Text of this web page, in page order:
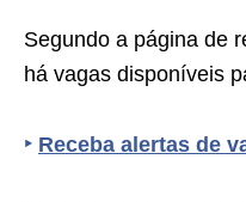
Segundo a página de
há vagas disponíveis
‣ Receba alertas de